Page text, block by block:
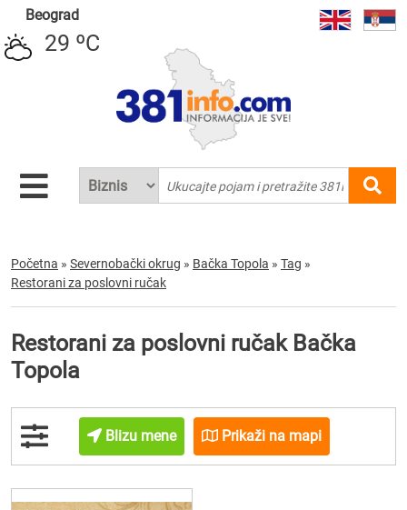
Beograd
29 ºC
Početna » Severnobački okrug » Bačka Topola » Tag »
Restorani za poslovni ručak
Restorani za poslovni ručak Bačka
Topola
Blizu mene Prikaži na mapi